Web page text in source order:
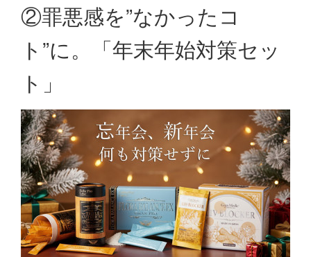
②罪悪感を”なかったコ
ト”に。「年末年始対策セッ
ト」